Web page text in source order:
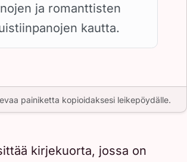
ja romanttisten
kautta.
painiketta kopioidaksesi leikepöydälle.
kirjekuorta, jossa on